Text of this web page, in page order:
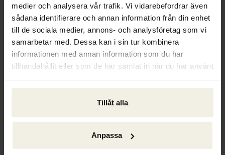
medier och analysera vår trafik. Vi vidarebefordrar även
sådana identifierare och annan information från din enhet
till de sociala medier, annons- och analysföretag som vi
samarbetar med. Dessa kan i sin tur kombinera
informationen med annan information som du har
tillhandahållit eller som de har samlat in när du har använt
Tillåt alla
Anpassa
Läs mer om vad en rekonstruktion kostar här